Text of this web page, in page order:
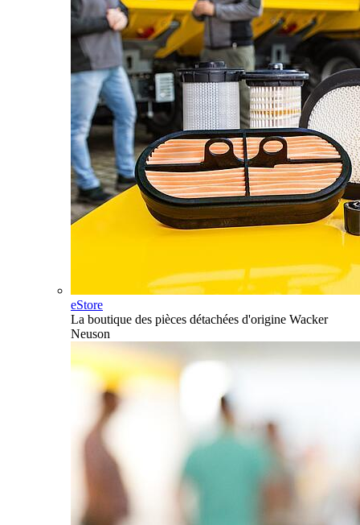
eStore
La boutique des pièces détachées d'origine Wacker
Neuson